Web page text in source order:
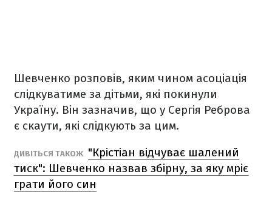
Шевченко розповів, яким чином асоціація
слідкуватиме за дітьми, які покинули
Україну. Він зазначив, що у Сергія Реброва
є скаути, які слідкують за цим.
ДИВІТЬСЯ ТАКОЖ "Крістіан відчуває шалений
тиск": Шевченко назвав збірну, за яку мріє
грати його син